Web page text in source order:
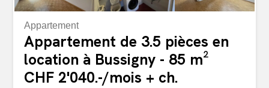
Appartement
Appartement de 3.5 pièces en
location à Bussigny - 85 m²
CHF 2'040.-/mois + ch.